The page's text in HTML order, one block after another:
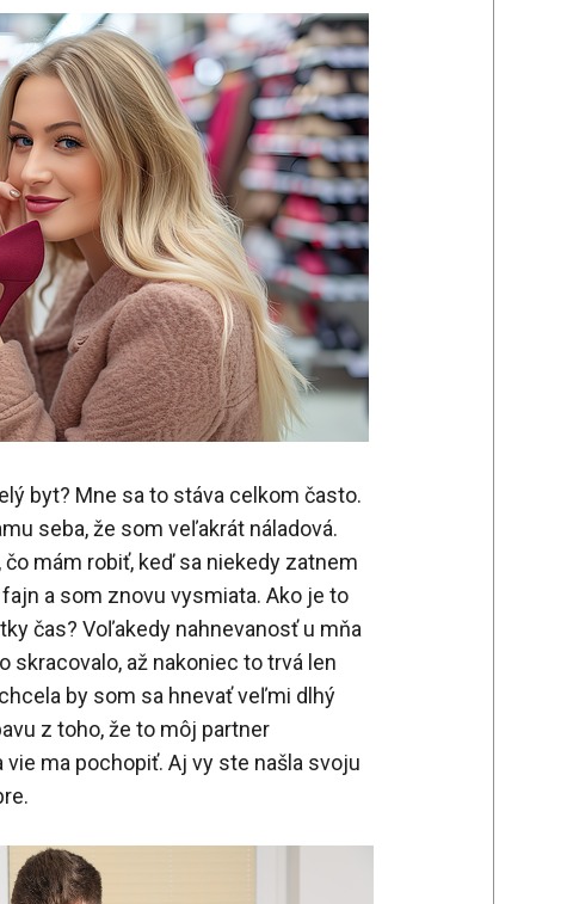
byt? Mne sa to stáva celkom často.
seba, že som veľakrát náladová.
mám robiť, keď sa niekedy zatnem
a som znovu vysmiata. Ako je to
čas? Voľakedy nahnevanosť u mňa
skracovalo, až nakoniec to trvá len
by som sa hnevať veľmi dlhý
z toho, že to môj partner
ma pochopiť. Aj vy ste našla svoju